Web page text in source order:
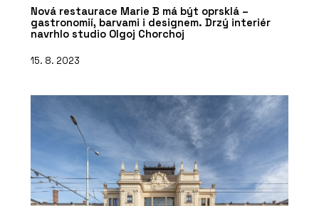
Nová restaurace Marie B má být oprsklá –
gastronomií, barvami i designem. Drzý interiér
navrhlo studio Olgoj Chorchoj
15. 8. 2023